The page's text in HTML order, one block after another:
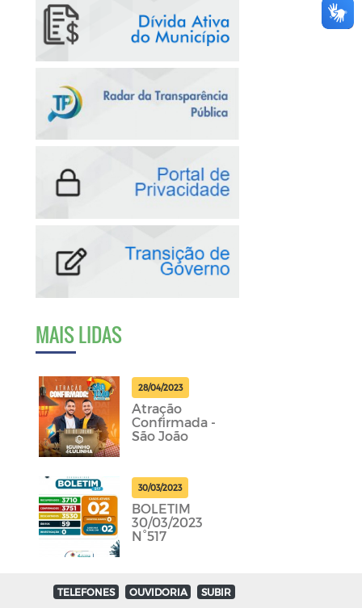
MAIS LIDAS
28/04/2023
Atração
Confirmada -
São João
30/03/2023
BOLETIM
30/03/2023
N°517
TELEFONES OUVIDORIA SUBIR